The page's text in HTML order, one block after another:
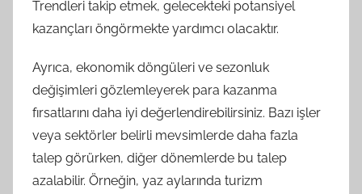
Trendleri takip etmek, gelecekteki potansiyel
kazançları öngörmekte yardımcı olacaktır.
Ayrıca, ekonomik döngüleri ve sezonluk
değişimleri gözlemleyerek para kazanma
fırsatlarını daha iyi değerlendirebilirsiniz. Bazı işler
veya sektörler belirli mevsimlerde daha fazla
talep görürken, diğer dönemlerde bu talep
azalabilir. Örneğin, yaz aylarında turizm